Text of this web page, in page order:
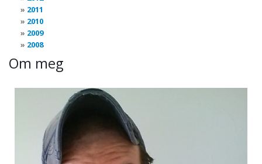
2011
2010
2009
2008
Om meg